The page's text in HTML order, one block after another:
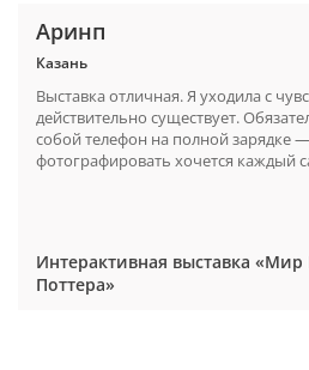
Аринп
Казань
Выставка отличная. Я уходила с
действительно существует.
собой телефон на полной зарядке —
фотографировать хочется каждый
Интерактивная выставка «Мир
Поттера»